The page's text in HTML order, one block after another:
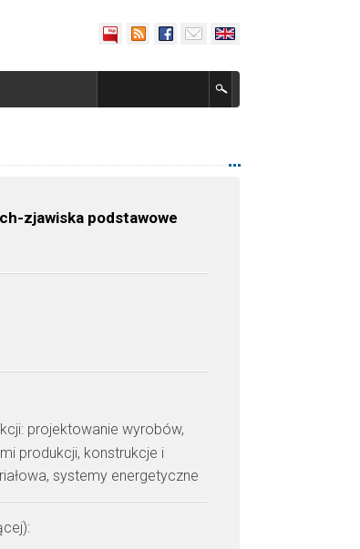
zjawiska podstawowe
projektowanie wyrobów,
produkcji, konstrukcje i
systemy energetyczne